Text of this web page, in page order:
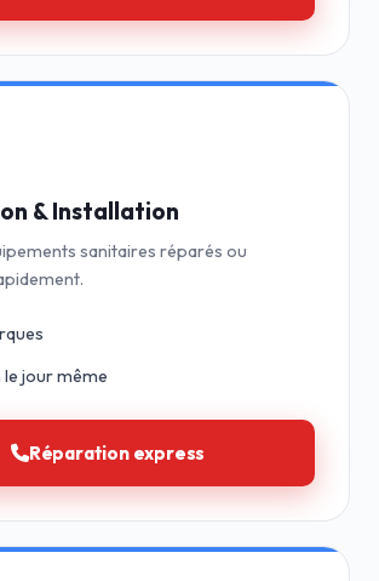
& Installation
sanitaires réparés ou
jour même
Réparation express